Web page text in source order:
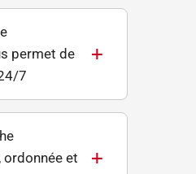
permet de
7
ordonnée et